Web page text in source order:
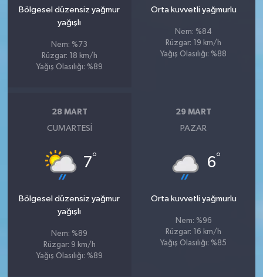
Bölgesel düzensiz yağmur
yağışlı
Nem: %73
Rüzgar: 18 km/h
Yağış Olasılığı: %89
Orta kuvvetli yağmurlu
Nem: %84
Rüzgar: 19 km/h
Yağış Olasılığı: %88
28 MART
CUMARTESI
7°
Bölgesel düzensiz yağmur
yağışlı
Nem: %89
Rüzgar: 9 km/h
Yağış Olasılığı: %89
29 MART
PAZAR
6°
Orta kuvvetli yağmurlu
Nem: %96
Rüzgar: 16 km/h
Yağış Olasılığı: %85